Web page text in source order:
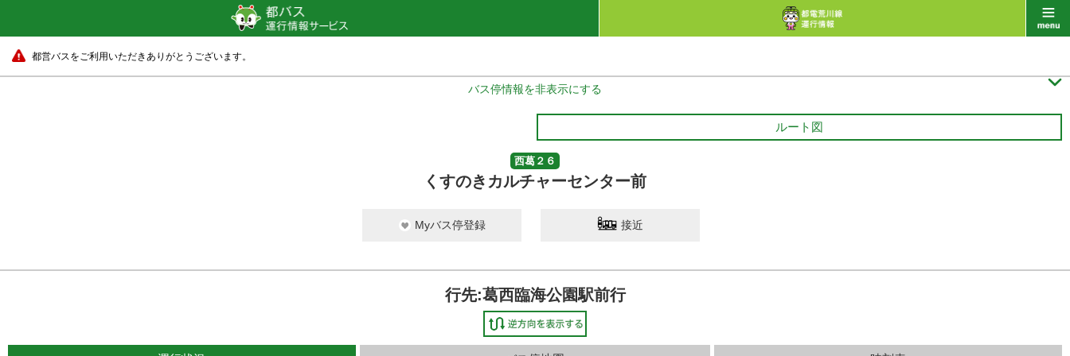
都営バスをご利用いただきありがとうございます。
バス停情報を非表示にする 
ルート図
西葛２６
くすのきカルチャーセンター前
Myバス停登録 接近
行先:葛西臨海公園駅前行